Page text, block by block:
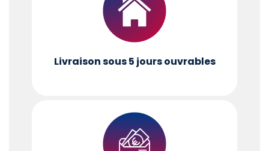
Livraison sous 5 jours ouvrables